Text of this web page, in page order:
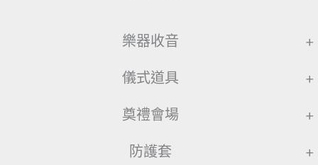
樂器收音 +
儀式道具 +
奠禮會場 +
防護套 +